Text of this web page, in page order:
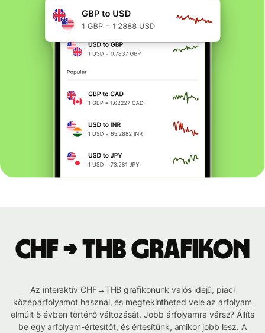
CHF → THB grafikon
Az interaktív CHF→THB grafikonunk valós idejű, piaci
középárfolyamot használ, és megtekintheted vele az árfolyam
elmúlt 5 évben történő változását. Jobb árfolyamra vársz? Állíts
be egy árfolyam-értesítőt, és értesítünk, amikor jobb lesz. A